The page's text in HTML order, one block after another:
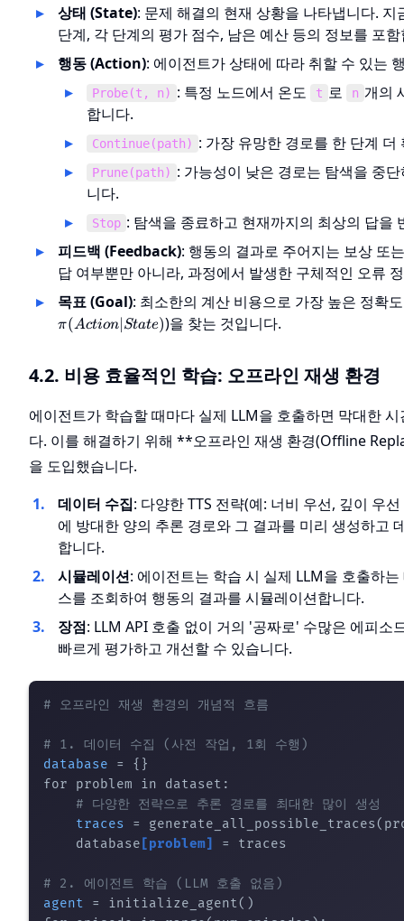
상태 (State): 문제 해결의 현재 상황을 나타냅니다.
단계, 각 단계의 평가 점수, 남은 예산 등의 정보를 포
행동 (Action): 에이전트가 상태에 따라 취할 수 있는
Probe(t, n) : 특정 노드에서 온도 t 로 n 개의
합니다.
Continue(path) : 가장 유망한 경로를 한 단계 더
Prune(path) : 가능성이 낮은 경로는 탐색을 중
니다.
Stop : 탐색을 종료하고 현재까지의 최상의 답을
피드백 (Feedback): 행동의 결과로 주어지는 보상 또
답 여부뿐만 아니라, 과정에서 발생한 구체적인 오류
목표 (Goal): 최소한의 계산 비용으로 가장 높은 정확
π(Action∣ State))을 찾는 것입니다.
4.2. 비용 효율적인 학습: 오프라인 재생 환경
에이전트가 학습할 때마다 실제 LLM을 호출하면 막대한
다. 이를 해결하기 위해 **오프라인 재생 환경(Offline
을 도입했습니다.
데이터 수집: 다양한 TTS 전략(예: 너비 우선, 깊이 우
에 방대한 양의 추론 경로와 그 결과를 미리 생성하고
합니다.
시뮬레이션: 에이전트는 학습 시 실제 LLM을 호출하
스를 조회하여 행동의 결과를 시뮬레이션합니다.
장점: LLM API 호출 없이 거의 '공짜로' 수많은 에피소
빠르게 평가하고 개선할 수 있습니다.
# 오프라인 재생 환경의 개념적 흐름
# 1. 데이터 수집 (사전 작업, 1회 수행)
database = {}
for problem in dataset:
# 다양한 전략으로 추론 경로를 최대한 많이 생성
traces =
    database
[problem] = traces
# 2. 에이전트 학습 (LLM 호출 없음)
agent = initialize_agent()